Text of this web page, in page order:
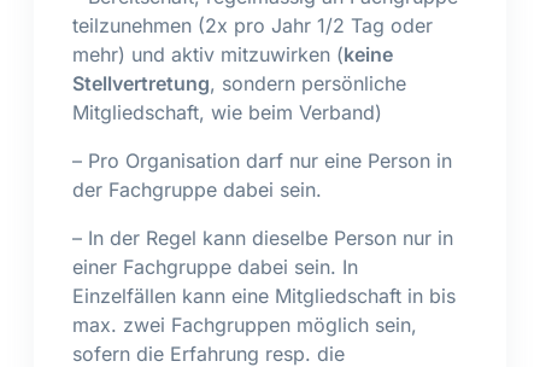
teilzunehmen (2x pro Jahr 1/2 Tag oder
mehr) und aktiv mitzuwirken (keine
Stellvertretung, sondern persönliche
Mitgliedschaft, wie beim Verband)
– Pro Organisation darf nur eine Person in
der Fachgruppe dabei sein.
– In der Regel kann dieselbe Person nur in
einer Fachgruppe dabei sein. In
Einzelfällen kann eine Mitgliedschaft in bis
max. zwei Fachgruppen möglich sein,
sofern die Erfahrung resp. die